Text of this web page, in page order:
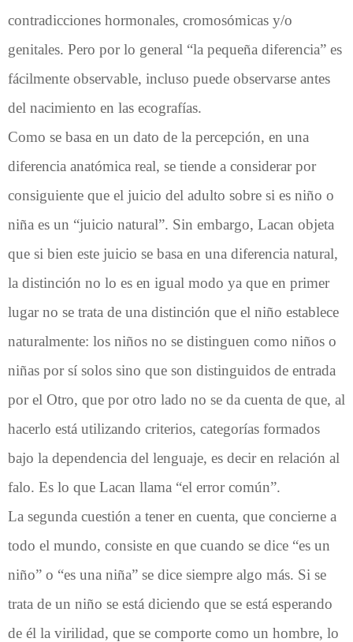
contradicciones hormonales, cromosómicas y/o
genitales. Pero por lo general “la pequeña diferencia” es
fácilmente observable, incluso puede observarse antes
del nacimiento en las ecografías.
Como se basa en un dato de la percepción, en una
diferencia anatómica real, se tiende a considerar por
consiguiente que el juicio del adulto sobre si es niño o
niña es un “juicio natural”. Sin embargo, Lacan objeta
que si bien este juicio se basa en una diferencia natural,
la distinción no lo es en igual modo ya que en primer
lugar no se trata de una distinción que el niño establece
naturalmente: los niños no se distinguen como niños o
niñas por sí solos sino que son distinguidos de entrada
por el Otro, que por otro lado no se da cuenta de que, al
hacerlo está utilizando criterios, categorías formados
bajo la dependencia del lenguaje, es decir en relación al
falo. Es lo que Lacan llama “el error común”.
La segunda cuestión a tener en cuenta, que concierne a
todo el mundo, consiste en que cuando se dice “es un
niño” o “es una niña” se dice siempre algo más. Si se
trata de un niño se está diciendo que se está esperando
de él la virilidad, que se comporte como un hombre, lo